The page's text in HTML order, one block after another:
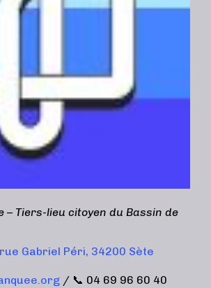
– Tiers-lieu citoyen du Bassin de
Gabriel Péri, 34200 Sète
/ 📞 04 69 96 60 40